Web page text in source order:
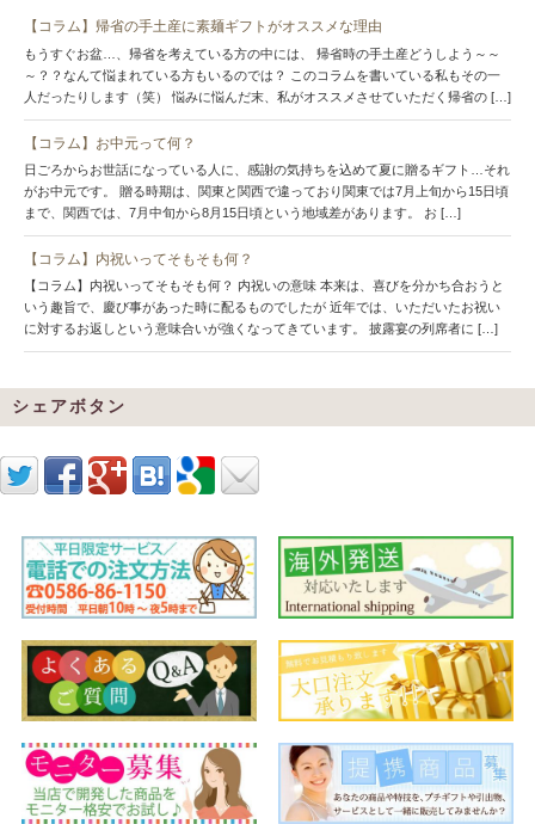
【コラム】帰省の手土産に素麺ギフトがオススメな理由
もうすぐお盆…、帰省を考えている方の中には、 帰省時の手土産どうしよう～～
～？？なんて悩まれている方もいるのでは？ このコラムを書いている私もその一
人だったりします（笑） 悩みに悩んだ末、私がオススメさせていただく帰省の […]
【コラム】お中元って何？
日ごろからお世話になっている人に、感謝の気持ちを込めて夏に贈るギフト…それ
がお中元です。 贈る時期は、関東と関西で違っており関東では7月上旬から15日頃
まで、関西では、7月中旬から8月15日頃という地域差があります。 お […]
【コラム】内祝いってそもそも何？
【コラム】内祝いってそもそも何？ 内祝いの意味 本来は、喜びを分かち合おうと
いう趣旨で、慶び事があった時に配るものでしたが 近年では、いただいたお祝い
に対するお返しという意味合いが強くなってきています。 披露宴の列席者に […]
シェアボタン